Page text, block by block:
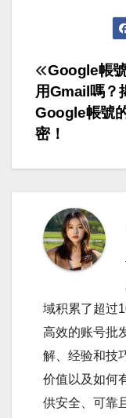
文
章
導
覽
Google帳
用Gmail嗎？
Google帳號
密！
域积累了超过
高效的账号批
解、经验和技
价值以及如何
供安全、可靠